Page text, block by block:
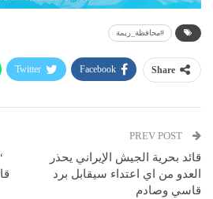
#محافظة_ريمة
Share
Facebook
Twitter
قائد بحرية الجيش الإيراني يحذر
العدو من اي اعتداء سيقابل برد
قاسي وصادم